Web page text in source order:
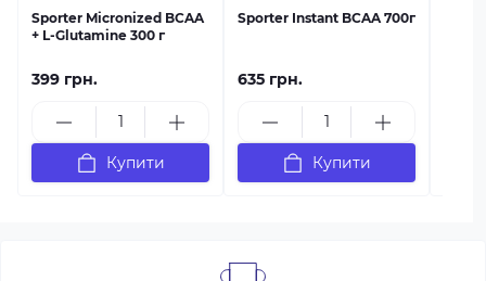
Sporter Micronized BCAA
+ L-Glutamine 300 г
399 грн.
Купити
Sporter Instant BCAA 700г
635 грн.
Купити